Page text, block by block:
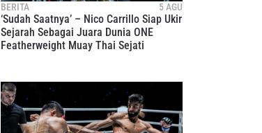
BERITA 5 AGU
‘Sudah Saatnya’ – Nico Carrillo Siap Ukir
Sejarah Sebagai Juara Dunia ONE
Featherweight Muay Thai Sejati